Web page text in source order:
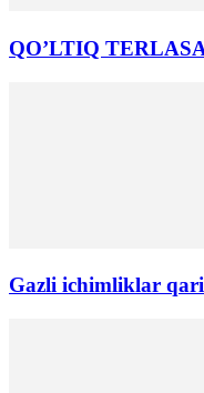
QO’LTIQ
Gazli ichimliklar